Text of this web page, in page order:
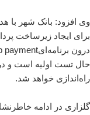
وی افزود: بانک شهر با
برای ایجاد زیرساخت
حال تست اولیه است و
راه‌اندازی خواهد شد.
گلزاری در ادامه